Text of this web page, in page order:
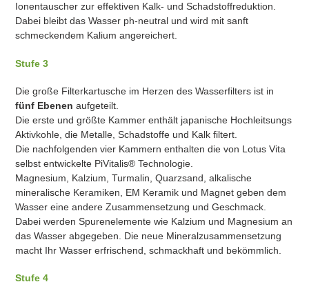
Ionentauscher zur effektiven Kalk- und Schadstoffreduktion.
Dabei bleibt das Wasser ph-neutral und wird mit sanft
schmeckendem Kalium angereichert.
Stufe 3
Die große Filterkartusche im Herzen des Wasserfilters ist in
fünf Ebenen aufgeteilt.
Die erste und größte Kammer enthält japanische Hochleitsungs
Aktivkohle, die Metalle, Schadstoffe und Kalk filtert.
Die nachfolgenden vier Kammern enthalten die von Lotus Vita
selbst entwickelte PiVitalis® Technologie.
Magnesium, Kalzium, Turmalin, Quarzsand, alkalische
mineralische Keramiken, EM Keramik und Magnet geben dem
Wasser eine andere Zusammensetzung und Geschmack.
Dabei werden Spurenelemente wie Kalzium und Magnesium an
das Wasser abgegeben. Die neue Mineralzusammensetzung
macht Ihr Wasser erfrischend, schmackhaft und bekömmlich.
Stufe 4